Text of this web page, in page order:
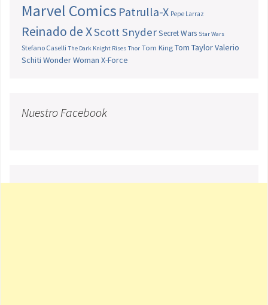
Marvel Comics Patrulla-X Pepe Larraz
Reinado de XScott SnyderSecret Wars Star Wars
Stefano Caselli The Dark Knight Rises Thor Tom King Tom TaylorValerio
Schiti Wonder Woman X-Force
Nuestro Facebook